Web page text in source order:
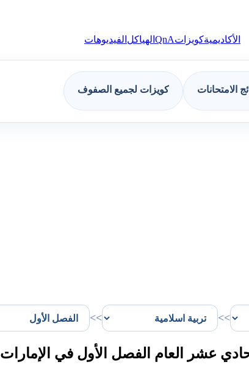
الأكاديميةكويزاتQnA الهياكل الفيديوهات
الامتحانات كويزات لجميع الصفوف
>>
>>
عشر العام الفصل الأول في الإمارات